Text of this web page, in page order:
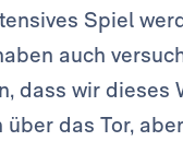
Spiel
auch
dass wir dieses
das Tor,